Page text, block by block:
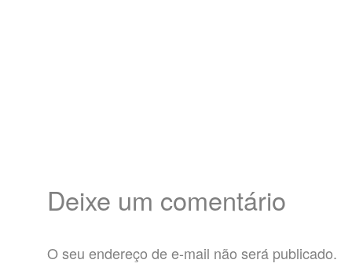
Deixe um comentário
O seu endereço de e-mail não será publicado.